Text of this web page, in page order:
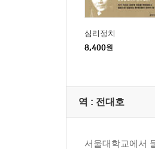
심리정치
8,400원
역 : 전대호
서울대학교에서